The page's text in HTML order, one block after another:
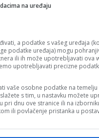
ustaše i balije
se
se vodi
na uređaju
a podatke s vašeg uređaja
podatke uređaja) mogu
ili ih može upotrebljavati ova
upotrebljavati precizne
vaše osobne podatke na temelju
s tim, u nastavku možete
pri dnu ove stranice ili na
ili povlačenje pristanka u